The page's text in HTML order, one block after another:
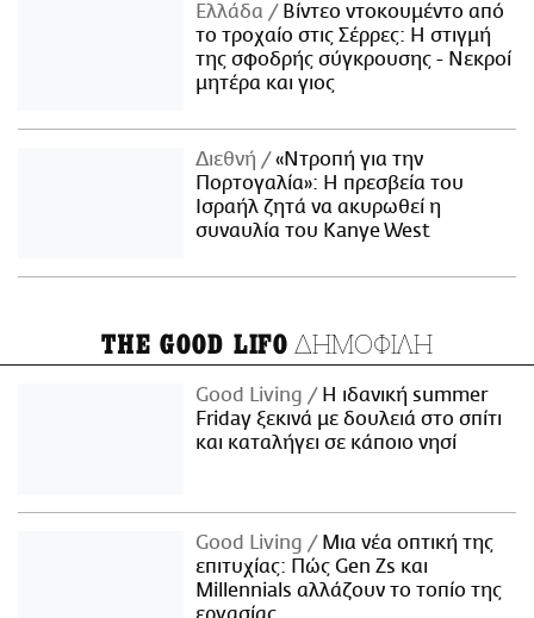
Ελλάδα
Βίντεο ντοκουμέντο από
το τροχαίο στις Σέρρες: Η στιγμή
της σφοδρής σύγκρουσης - Νεκροί
μητέρα και γιος
Διεθνή
«Ντροπή για την
Πορτογαλία»: Η πρεσβεία του
Ισραήλ ζητά να ακυρωθεί η
συναυλία του Kanye West
THE GOOD LIFO ΔΗΜΟΦΙΛΗ
Good Living
Η ιδανική summer
Friday ξεκινά με δουλειά στο σπίτι
και καταλήγει σε κάποιο νησί
Good Living
Μια νέα οπτική της
επιτυχίας: Πώς Gen Zs και
Millennials αλλάζουν το τοπίο της